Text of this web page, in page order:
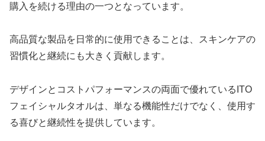
購入を続ける理由の一つとなっています。
高品質な製品を日常的に使用できることは、スキンケアの
習慣化と継続にも大きく貢献します。
デザインとコストパフォーマンスの両面で優れているITO
フェイシャルタオルは、単なる機能性だけでなく、使用す
る喜びと継続性を提供しています。